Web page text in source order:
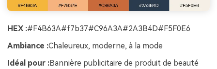
HEX :#F4B63A#f7b37#C96A3A#2A3B4D#F5F0E6
Ambiance :Chaleureux, moderne, à la mode
Idéal pour :Bannière publicitaire de produit de beauté